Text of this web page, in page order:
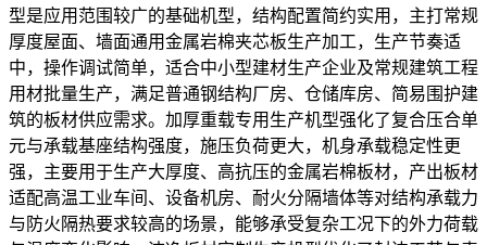
型是应用范围较广的基础机型，结构配置简约实用，主打常规
厚度屋面、墙面通用金属岩棉夹芯板生产加工，生产节奏适
中，操作调试简单，适合中小型建材生产企业及常规建筑工程
用材批量生产，满足普通钢结构厂房、仓储库房、简易围护建
筑的板材供应需求。加厚重载专用生产机型强化了复合压合单
元与承载基座结构强度，施压负荷更大，机身承载稳定性更
强，主要用于生产大厚度、高抗压的金属岩棉板材，产出板材
适配高温工业车间、设备机房、耐火分隔墙体等对结构承载力
与防火隔热要求较高的场景，能够承受复杂工况下的外力荷载